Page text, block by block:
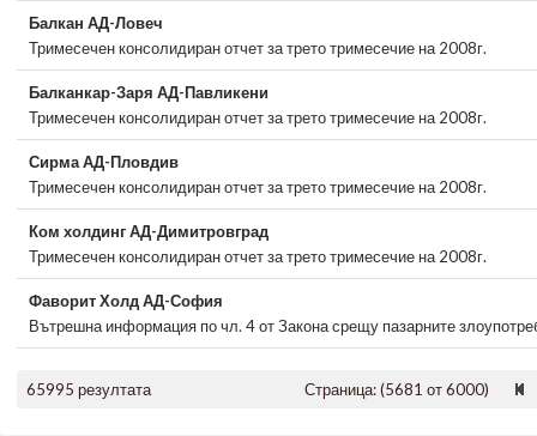
Балкан АД-Ловеч
Тримесечен консолидиран отчет за трето тримесечие на 2008г.
Балканкар-Заря АД-Павликени
Тримесечен консолидиран отчет за трето тримесечие на 2008г.
Сирма АД-Пловдив
Тримесечен консолидиран отчет за трето тримесечие на 2008г.
Ком холдинг АД-Димитровград
Тримесечен консолидиран отчет за трето тримесечие на 2008г.
Фаворит Холд АД-София
Вътрешна информация по чл. 4 от Закона срещу пазарните
65995 резултата Страница: (5681 от 6000)